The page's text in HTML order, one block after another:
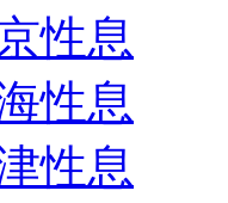
性息
海性息
性息